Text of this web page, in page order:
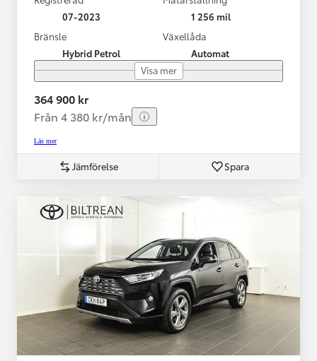
07-2023
1 256 mil
Bränsle
Hybrid Petrol
Växellåda
Automat
Visa mer
364 900 kr
Från 4 380 kr/mån
Läs mer
Jämförelse Spara